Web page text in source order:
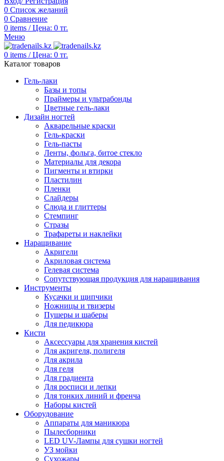
0 Список желаний
0 Сравнение
0 items / Цена: 0 тг.
Меню
0 items / Цена: 0 тг.
Каталог товаров
Гель-лаки
Базы и топы
Праймеры и ультрабонды
Цветные гель-лаки
Дизайн ногтей
Акварельные краски
Гель-краски
Гель-пасты
Ленты, фольга, битое стекло
Материалы для декора
Пигменты и втирки
Пластилин
Пленки
Слайдеры
Слюда и глиттеры
Стемпинг
Стразы
Трафареты и наклейки
Наращивание
Акригели
Акриловая система
Гелевая система
Сопутствующая продукция для наращивания
Инструменты
Кусачки и щипчики
Ножницы и твизеры
Пушеры и шаберы
Для педикюра
Кисти
Аксессуары для хранения кистей
Для акригеля, полигеля
Для акрила
Для геля
Для градиента
Для росписи и лепки
Для тонких линий и френча
Наборы кистей
Оборудование
Аппараты для маникюра
Пылесборники
LED UV-Лампы для сушки ногтей
УЗ мойки
Сухожары